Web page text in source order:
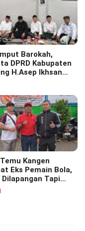
Barokah,
DPRD Kabupaten
H.Asep Ikhsan
Hadiri Haul Akbar
Cipasung.
Kangen
Eks Pemain Bola,
Dilapangan Tapi